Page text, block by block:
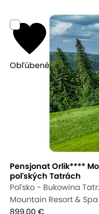
9,7
Obľúbené
Pensjonat Orlik****
poľských Tatrách
Poľsko - Bukowina
Mountain Resort & Spa
899,00 €